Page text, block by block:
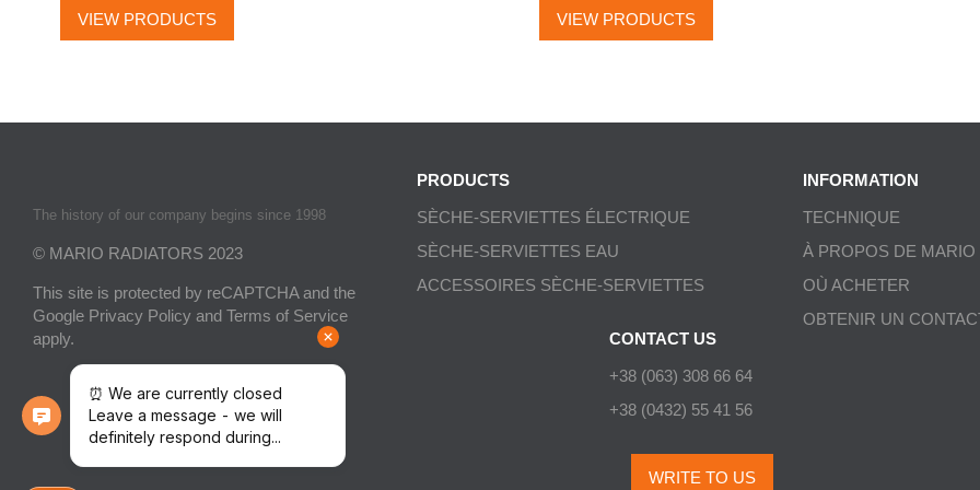
VIEW PRODUCTS VIEW PRODUCTS
The history of our company begins since 1998
© MARIO RADIATORS 2023
This site is protected by reCAPTCHA and the
Google Privacy Policy and Terms of Service
apply.
PRODUCTS
SÈCHE-SERVIETTES ÉLECTRIQUE
SÈCHE-SERVIETTES EAU
ACCESSOIRES SÈCHE-SERVIETTES
INFORMATION
TECHNIQUE
À PROPOS DE MARIO
OÙ ACHETER
OBTENIR UN
CONTACT US
+38 (063) 308 66 64
+38 (0432) 55 41 56
WRITE TO US